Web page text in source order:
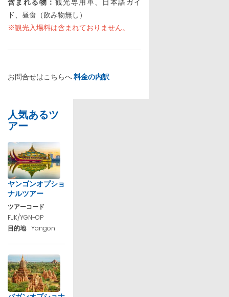
ド、昼食（飲み物無し）
※観光入場料は含まれておりません。
お問合せはこちらへ料金の内訳
人気あるツ
アー
ヤンゴンオプショ
ナルツアー
ツアーコード
FJK/YGN-OP
目的地 Yangon